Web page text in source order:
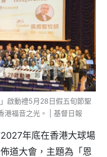
啟動禮5月28日假五旬節聖
港福音之光。 | 基督日報
年底在香港大球場
道大會，主題為「恩